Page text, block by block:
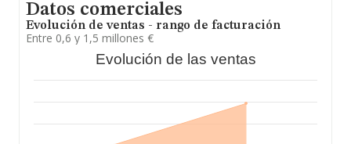
Datos comerciales
Evolución de ventas - rango de facturación
Entre 0,6 y 1,5 millones €
Evolución de las ventas